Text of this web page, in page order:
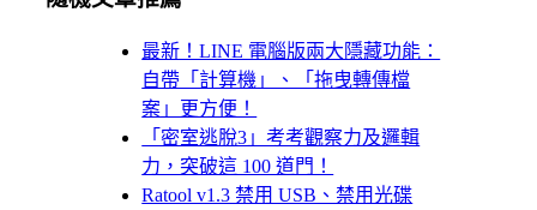
最新！LINE 電腦版兩大隱藏功能：
自帶「計算機」、「拖曳轉傳檔
案」更方便！
「密室逃脫3」考考觀察力及邏輯
力，突破這 100 道門！
Ratool v1.3 禁用 USB、禁用光碟